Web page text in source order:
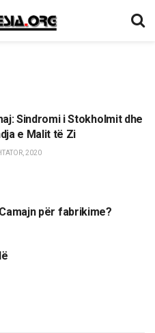
Sindromi i Stokholmit dhe
e Malit të Zi
2020
për fabrikime?